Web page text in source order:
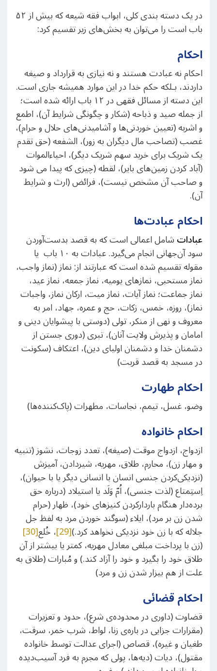
در یک دسته بندی کلی، ابواب فقه شیعه که بیش از ۵۲
باب است را می‌توان به بخش‌های زیر تقسیم کرد:
احکام
احکام نه عبادت هستند و نه نیازی به قرارداد و صیغه
داردند، بـلکه حکم خدا در این موارد همیشه جاری است.
این دسته از مسائل فقهی در ۱۲ باب ارائه شده است؛
از جمله صید و ذباحه (شکار و چگونگی شرایط آن)، اطمع
و اشربه (تعیین خوردنی‌ها و آشامیدنی‌های حلال و حرام)،
غصب (تصاحب مال دیگران به زور)، الشفعه (حق تقدم
یک شریک برای خرید سهم شریک دیگر)، احیاءالموات
(آباد کردن زمین‌های بایر)، لقطه (چیزی که پیدا می شود
و صاحب آن مشخص نیست)، فرائض (ارث و شرایط
آن).
احکام عبادت‌ها
عباداتشامل اعمالی است که به قصد بدست‌آوردن
سود آن‌جهانی انجام می‌گیرد. عبادات به ۱۰ باب یا
مقوله تقسیم شده است که عبارتند از: نماز (نماز واجب،
نماز مستحبی، نمازهای یومیه، نماز جمعه، نماز عید،
نماز جماعت؛ نماز آیات، نماز میت، ارکان نماز، واجبات
نماز)، روزه، خمس، زکات، حج و عمره، جهاد، امر به
معروف و نهی از منکر، تولی (دوستی با پیشوایان دینی و
امامان و پذیرش ولایت آنان)، تبری (دوری جستن از
دشمنان خدا و دشمنان اولیای دین)، اعتکاف (سکونت
در مسجد به قصد قربت)
احکام طهارت
وضو، غسل، تیمم، نجاسات، مطهرات (پاک‌کننده‌ها)
احکام خانواده
ازدواج، ازدواج موقت (صیغه)، تعدد زوجات، نشوز (تنبیه
و مهار زن)، محارم، طلاق، مهریه، شیردادن، آمیزش
(نزدیکی‌کردن جنسی انسان با انسانی دیگر یا با حیوان)،
اِستِمتاع (لذت جنسی)، اُمّ وَلَد یا استیلاد (درباره حق
برده‌دار هنگام باردارکردن کنیزهای خود)، ظهار (حرام
شدن زن بر مرد)، ایلاء (سوگند خوردن مرد به لفظ جل
جلاله که با زن خود نزدیکی نخواهد کرد.)[29] ، خُلع[30]
(زن با پرداخت مبلغی معادل مهریه، کمتر یا بیشتر از آن
طلاق خود را بگیرد و خود را آزاد کند.) و مُبارات (طلاق به
علت از هم بیزار شدن زن و مرد)
احکام قضائی
قضاوت (داوری در محدوده‌ی شرع)، حدود و تعزیرات
(مقرارات جزایی در باره‌ی زنا، لواط، شرب خمر، سرقت،
طغیان و غیره)، قصاص (اجرای عدالت توسط خانواده
مقتول)، دیات (دیه‌ها، پولی که مجرم به فرد آسیب‌دیده